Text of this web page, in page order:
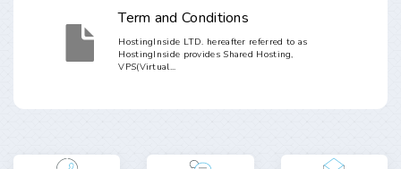
Term and Conditions
HostingInside LTD. hereafter referred to as
HostingInside provides Shared Hosting,
VPS(Virtual...